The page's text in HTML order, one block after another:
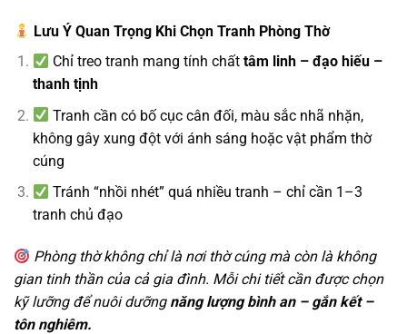
Lưu Ý Quan Trọng Khi Chọn Tranh Phòng Thờ
Chỉ treo tranh mang tính chấttâm linh – đạo hiếu –
thanh tịnh
Tranh cần có bố cục cân đối, màu sắc nhã nhặn,
không gây xung đột với ánh sáng hoặc vật phẩm thờ
cúng
Tránh “nhồi nhét” quá nhiều tranh – chỉ cần 1–3
tranh chủ đạo
Phòng thờ không chỉ là nơi thờ cúng mà còn là không
gian tinh thần của cả gia đình. Mỗi chi tiết cần được chọn
kỹ lưỡng để nuôi dưỡng năng lượng bình an – gắn kết –
tôn nghiêm.